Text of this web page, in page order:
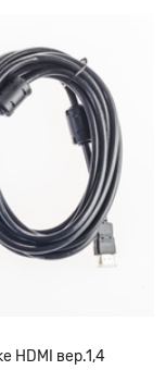
HDMI вер.1,4